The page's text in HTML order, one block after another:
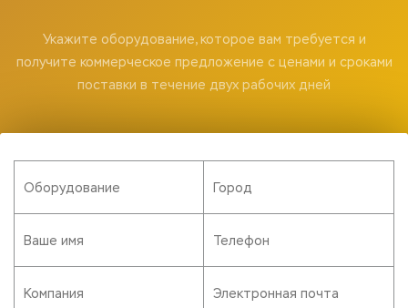
Укажите оборудование, которое вам требуется и
получите коммерческое предложение с ценами и сроками
поставки в течение двух рабочих дней